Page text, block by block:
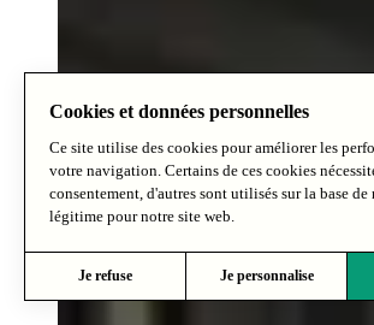
Cookies et données personnelles
Ce site utilise des cookies pour améliorer les
votre navigation. Certains de ces cookies
consentement, d'autres sont utilisés sur la base
légitime pour notre site web.
Je refuse Je personnalise